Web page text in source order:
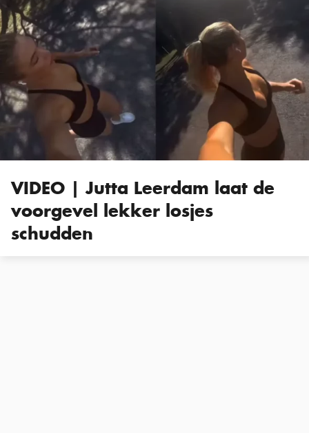
VIDEO | Jutta Leerdam laat de
voorgevel lekker losjes
schudden